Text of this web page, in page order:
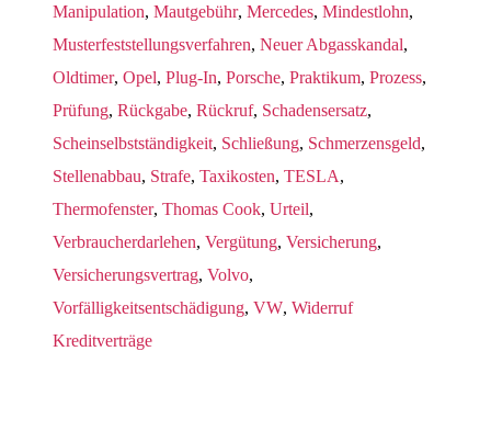
Manipulation, Mautgebühr, Mercedes, Mindestlohn,
Musterfeststellungsverfahren, Neuer Abgasskandal,
Oldtimer, Opel, Plug-In, Porsche, Praktikum, Prozess,
Prüfung, Rückgabe, Rückruf, Schadensersatz,
Scheinselbstständigkeit, Schließung, Schmerzensgeld,
Stellenabbau, Strafe, Taxikosten, TESLA,
Thermofenster, Thomas Cook, Urteil,
Verbraucherdarlehen, Vergütung, Versicherung,
Versicherungsvertrag, Volvo,
Vorfälligkeitsentschädigung, VW, Widerruf
Kreditverträge